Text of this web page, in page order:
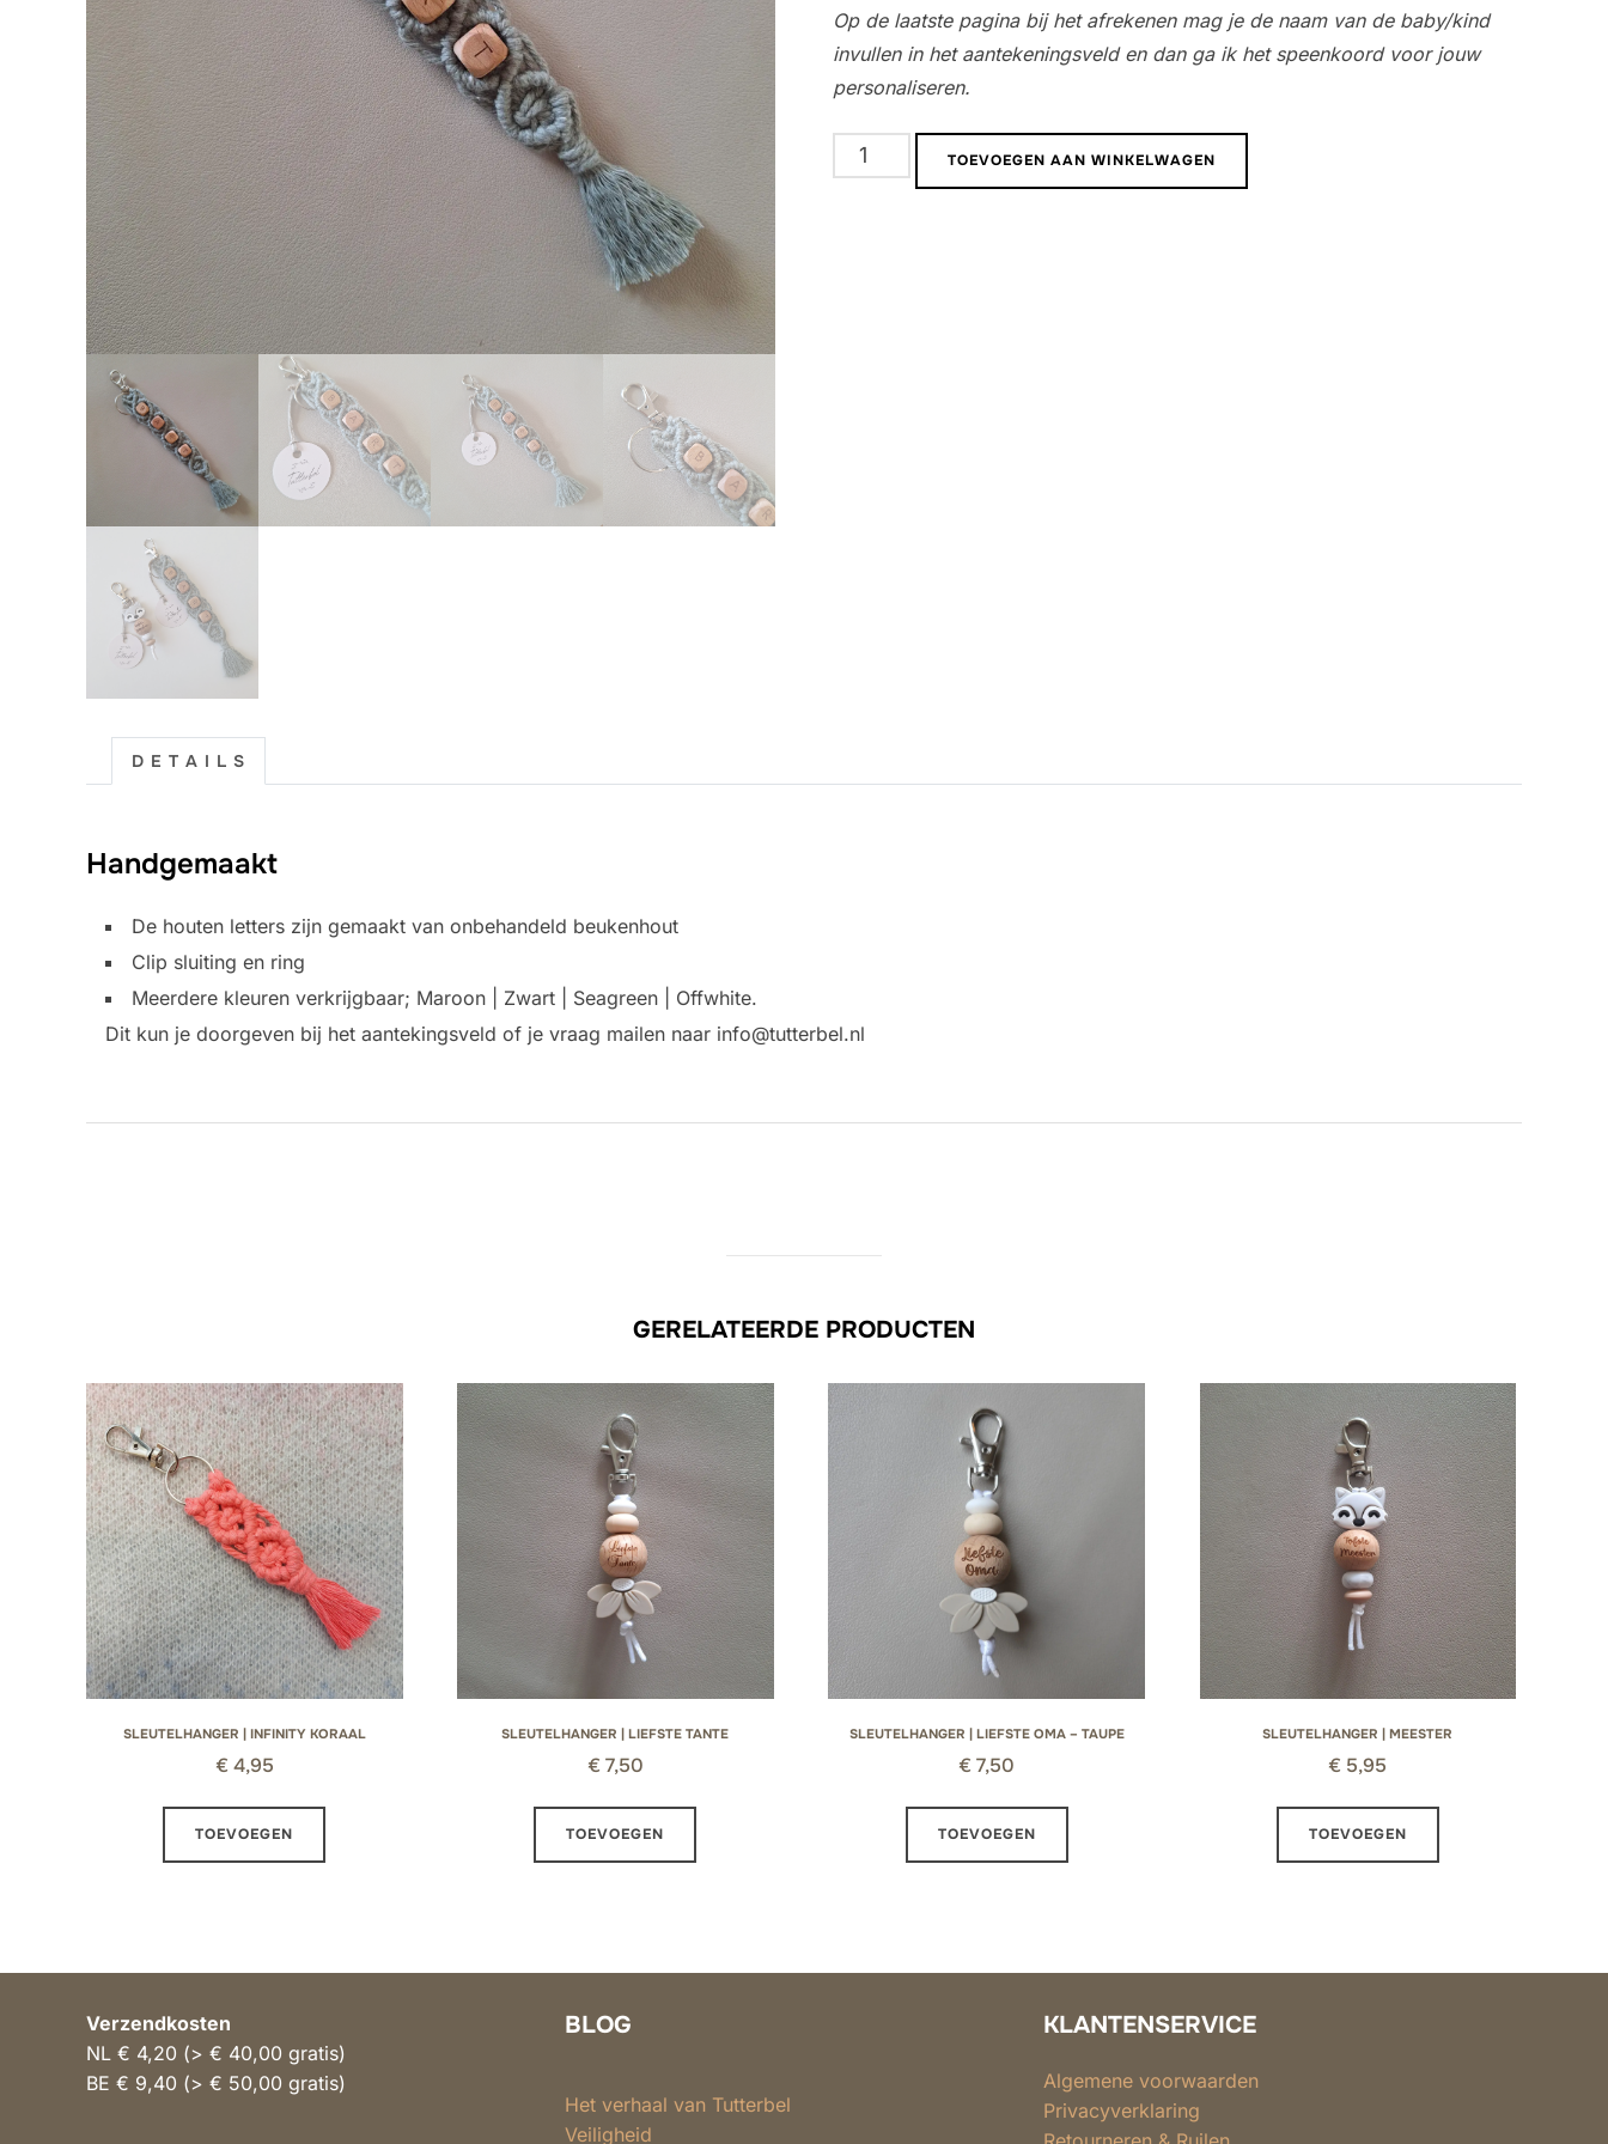
Op de laatste pagina bij het afrekenen mag je de naam van de baby/kind
invullen in het aantekeningsveld en dan ga ik het speenkoord voor jouw
personaliseren.
Sleutelhanger
Macramé
TOEVOEGEN AAN WINKELWAGEN
D E T A I L S
Handgemaakt
De houten letters zijn gemaakt van onbehandeld beukenhout
Clip sluiting en ring
Meerdere kleuren verkrijgbaar; Maroon | Zwart | Seagreen | Offwhite.
Dit kun je doorgeven bij het aantekingsveld of je vraag mailen naar info@tutterbel.nl
GERELATEERDE PRODUCTEN
SLEUTELHANGER | INFINITY KORAAL
€ 4,95
TOEVOEGEN
SLEUTELHANGER | LIEFSTE TANTE
€ 7,50
TOEVOEGEN
SLEUTELHANGER | LIEFSTE OMA – TAUPE
€ 7,50
TOEVOEGEN
SLEUTELHANGER | MEESTER
€ 5,95
TOEVOEGEN
Verzendkosten
NL € 4,20 (> € 40,00 gratis)
BE € 9,40 (> € 50,00 gratis)
BLOG
Het verhaal van Tutterbel
Veiligheid
KLANTENSERVICE
Algemene voorwaarden
Privacyverklaring